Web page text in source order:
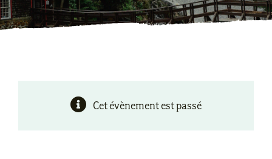
Cet évènement est passé